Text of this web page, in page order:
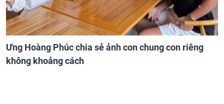
Ưng Hoàng Phúc chia sẻ ảnh con chung con riêng
không khoảng cách